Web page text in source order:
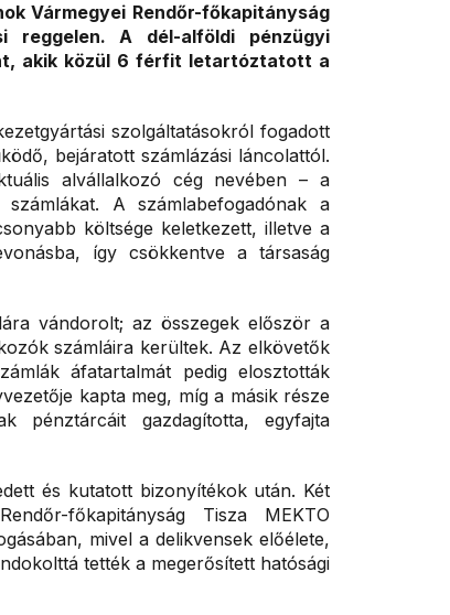
Vármegyei Rendőr-főkapitányság
reggelen. A dél-alföldi pénzügyi
akik közül 6 férfit letartóztatott a
szolgáltatásokról fogadott
bejáratott számlázási láncolattól.
alvállalkozó cég nevében – a
A számlabefogadónak a
költsége keletkezett, illetve a
így csökkentve a társaság
vándorolt; az összegek először a
számláira kerültek. Az elkövetők
áfatartalmát pedig elosztották
kapta meg, míg a másik része
pénztárcáit gazdagította, egyfajta
és kutatott bizonyítékok után. Két
főkapitányság Tisza MEKTO
mivel a delikvensek előélete,
tették a megerősített hatósági